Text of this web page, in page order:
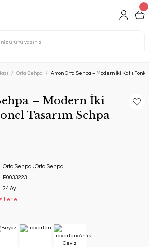
Orta Sehpa Amon Orta Sehpa – Modern İki Katlı
– Modern İki
Tasarım Sehpa
Orta Sehpa ,Orta Sehpa
P0033223
24 Ay